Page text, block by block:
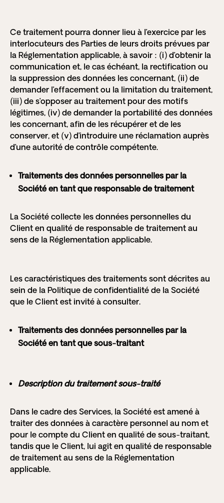
Ce traitement pourra donner lieu à l’exercice par les
interlocuteurs des Parties de leurs droits prévues par
la Réglementation applicable, à savoir : (i) d’obtenir la
communication et, le cas échéant, la rectification ou
la suppression des données les concernant, (ii) de
demander l’effacement ou la limitation du traitement,
(iii) de s’opposer au traitement pour des motifs
légitimes, (iv) de demander la portabilité des données
les concernant, afin de les récupérer et de les
conserver, et (v) d’introduire une réclamation auprès
d’une autorité de contrôle compétente.
Traitements des données personnelles par la
Société en tant que responsable de traitement
La Société collecte les données personnelles du
Client en qualité de responsable de traitement au
sens de la Réglementation applicable.
Les caractéristiques des traitements sont décrites au
sein de la Politique de confidentialité de la Société
que le Client est invité à consulter.
Traitements des données personnelles par la
Société en tant que sous-traitant
Description du traitement sous-traité
Dans le cadre des Services, la Société est amené à
traiter des données à caractère personnel au nom et
pour le compte du Client en qualité de sous-traitant,
tandis que le Client, lui agit en qualité de responsable
de traitement au sens de la Réglementation
applicable.